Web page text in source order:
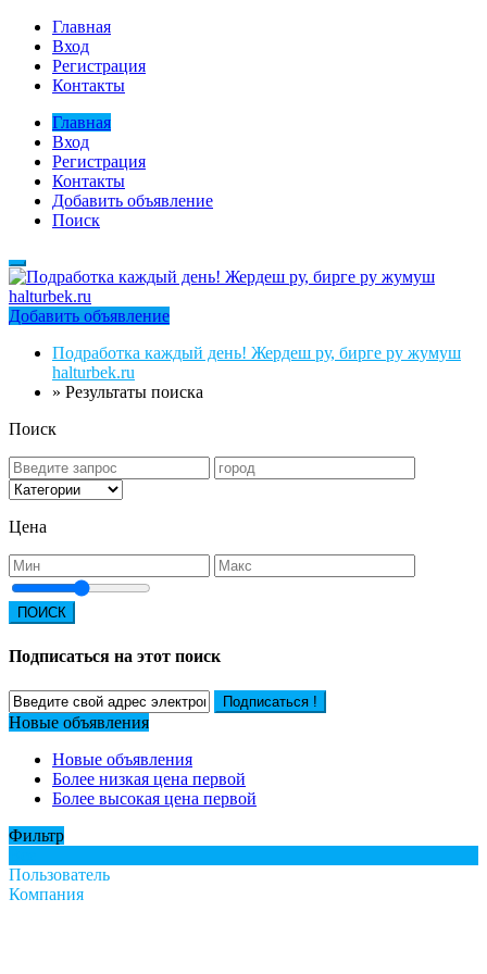
Главная
Вход
Регистрация
Контакты
Главная
Вход
Регистрация
Контакты
Добавить объявление
Поиск
Добавить объявление
Подработка каждый день! Жердеш ру, бирге ру жумуш
halturbek.ru
» Результаты поиска
Поиск
Цена
ПОИСК
Подписаться на этот поиск
Подписаться !
Новые объявления
Новые объявления
Более низкая цена первой
Более высокая цена первой
Фильтр
Пользователь
Компания